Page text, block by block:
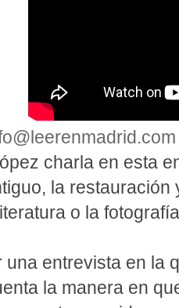
charla en esta
la
o la
una entrevista en la
la manera en